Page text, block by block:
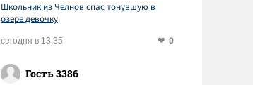
Школьник из Челнов спас тонувшую в
озере девочку
сегодня в 13:35 0
Гость 3386